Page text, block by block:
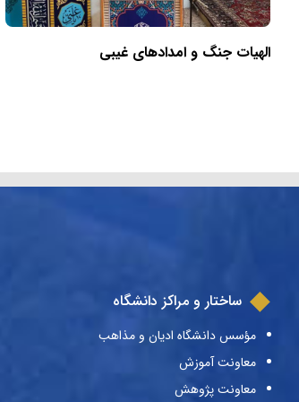
الهیات جنگ و امدادهای غیبی
ساختار و مراکز دانشگاه
مؤسس دانشگاه ادیان و مذاهب
معاونت آموزش
معاونت پژوهش